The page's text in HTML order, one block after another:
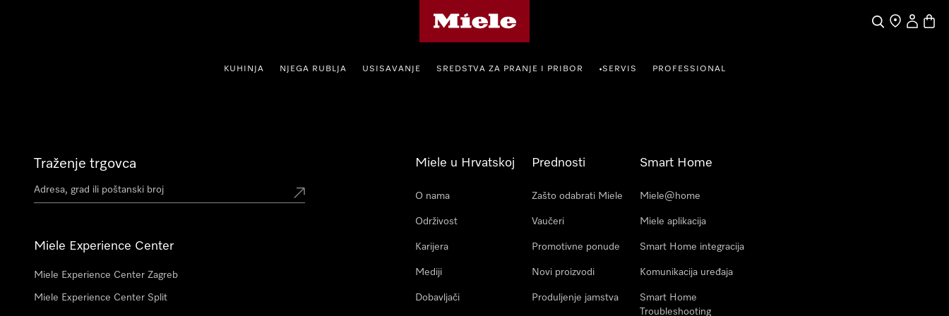
PretragaTraženjeKorisnički
KUHINJA NJEGA RUBLJA USISAVANJE SREDSTVA ZA PRANJE I PRIBOR •SERVIS PROFESSIONAL
Traženje trgovca
Miele Experience Center
Miele Experience Center Zagreb
Miele Experience Center Split
Miele u Hrvatskoj
O nama
Održivost
Karijera
Mediji
Dobavljači
Prednosti
Zašto odabrati Miele
Vaučeri
Promotivne ponude
Novi proizvodi
Produljenje jamstva
Smart Home
Miele@home
Miele aplikacija
Smart Home integracija
Komunikacija uređaja
Smart Home
Troubleshooting